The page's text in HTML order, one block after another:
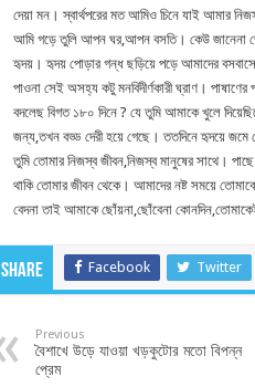
দেয়া মন। স্বার্থপরের মত আমিও চিনে যাই আমার
আমি গড়ে তুলি আপন ঘর,আপন বসতি। কেউ জানেনা
হৃদয়। হৃদয় পোড়ার গন্ধ ছড়িয়ে পড়ে আমাদের
পাওনা সেই অসহ্য কটু মনবিদীর্ণকারী ঘ্রাণ।
বদলেছ বিগত ১৮০ দিনে ? যে তুমি আমাকে খুলে
জন্য,তখন বড্ড দেরী হয়ে গেছে। ততদিনে হৃদয়ে জমে
তুমি তোমার নিজস্ব জীবন,নিজস্ব মানুষের সাথে।
থাকি তোমার জীবন থেকে। আমাদের নষ্ট সময়ে
বেদনা তাই আমাকে ছোঁয়না,ছোঁবেনা
Share Facebook Twitter
Previous
বৈশাখে উড়ে যাওয়া খড়কুটোর মতো বিপন্ন
প্রেম